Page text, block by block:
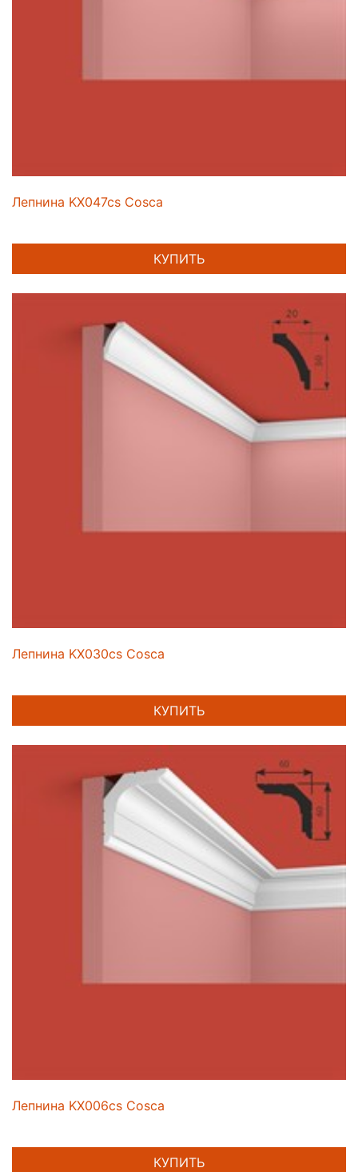
Лепнина KX047cs Cosca
КУПИТЬ
Лепнина KX030cs Cosca
КУПИТЬ
Лепнина KX006cs Cosca
КУПИТЬ